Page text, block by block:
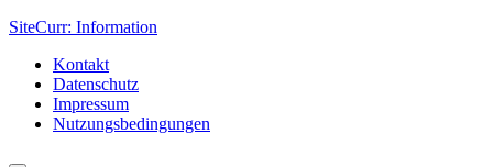
SiteCurr: Information
Kontakt
Datenschutz
Impressum
Nutzungsbedingungen